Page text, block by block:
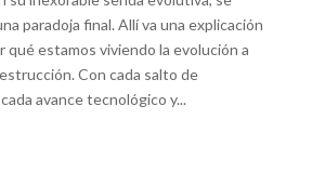
paradoja final. Allí va una explicación
qué estamos viviendo la evolución a
Con cada salto de
avance tecnológico y...